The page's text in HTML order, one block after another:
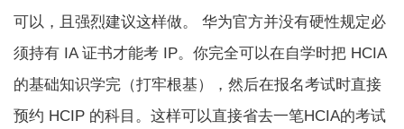
可以，且强烈建议这样做。 华为官方并没有硬性规定必
须持有 IA 证书才能考 IP。你完全可以在自学时把 HCIA
的基础知识学完（打牢根基），然后在报名考试时直接
预约 HCIP 的科目。这样可以直接省去一笔HCIA的考试